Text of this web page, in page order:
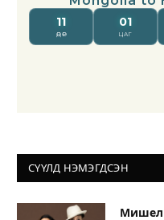
СҮҮЛД НЭМЭГДСЭН